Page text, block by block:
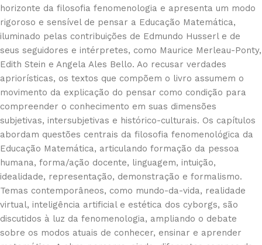
horizonte da filosofia fenomenologia e apresenta um modo
rigoroso e sensível de pensar a Educação Matemática,
iluminado pelas contribuições de Edmundo Husserl e de
seus seguidores e intérpretes, como Maurice Merleau-Ponty,
Edith Stein e Angela Ales Bello. Ao recusar verdades
apriorísticas, os textos que compõem o livro assumem o
movimento da explicação do pensar como condição para
compreender o conhecimento em suas dimensões
subjetivas, intersubjetivas e histórico-culturais. Os capítulos
abordam questões centrais da filosofia fenomenológica da
Educação Matemática, articulando formação da pessoa
humana, forma/ação docente, linguagem, intuição,
idealidade, representação, demonstração e formalismo.
Temas contemporâneos, como mundo-da-vida, realidade
virtual, inteligência artificial e estética dos cyborgs, são
discutidos à luz da fenomenologia, ampliando o debate
sobre os modos atuais de conhecer, ensinar e aprender